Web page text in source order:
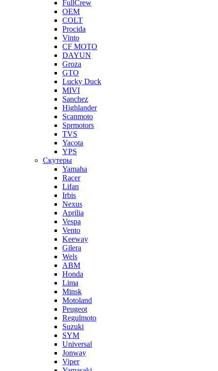
FullCrew
OEM
COLT
Procida
Vinto
CF MOTO
DAYUN
Groza
GTO
Lucky Duck
MIVI
Sanchez
Highlander
Scanmoto
Sprmotors
TVS
Yacota
YPS
Скутеры
Yamaha
Racer
Lifan
Irbis
Nexus
Aprilia
Vespa
Vento
Keeway
Gilera
Wels
ABM
Honda
Lima
Minsk
Motoland
Peugeot
Regulmoto
Suzuki
SYM
Universal
Jonway
Viper